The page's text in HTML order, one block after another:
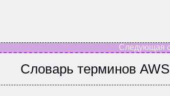
Словарь терминов AWS